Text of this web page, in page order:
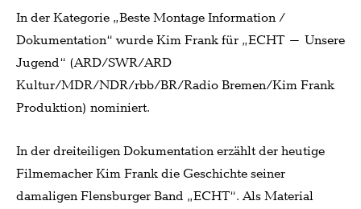
In der Kategorie „Beste Montage Information /
Dokumentation“ wurde Kim Frank für „ECHT – Unsere
Jugend“ (ARD/SWR/ARD
Kultur/MDR/NDR/rbb/BR/Radio Bremen/Kim Frank
Produktion) nominiert.
In der dreiteiligen Dokumentation erzählt der heutige
Filmemacher Kim Frank die Geschichte seiner
damaligen Flensburger Band „ECHT“. Als Material